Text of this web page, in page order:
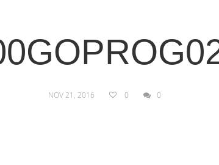
NOV 21, 2016 0 0